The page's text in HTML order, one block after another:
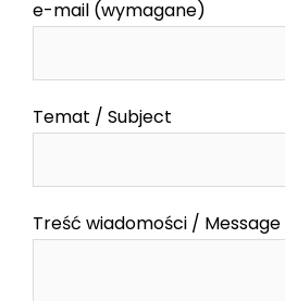
e-mail (wymagane)
Temat / Subject
Treść wiadomości / Message